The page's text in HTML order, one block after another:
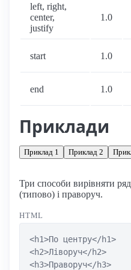
left, right,
center,
justify
1.0
start 1.0
end 1.0
Приклади
Приклад 1 Приклад 2
Три способи вирівняти
(типово) і праворуч.
HTML
<h1>По центру</h1>
<h2>Ліворуч</h2>
<h3>Праворуч</h3>